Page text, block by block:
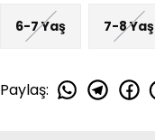
6-7 Yaş 7-8 Yaş
Paylaş: